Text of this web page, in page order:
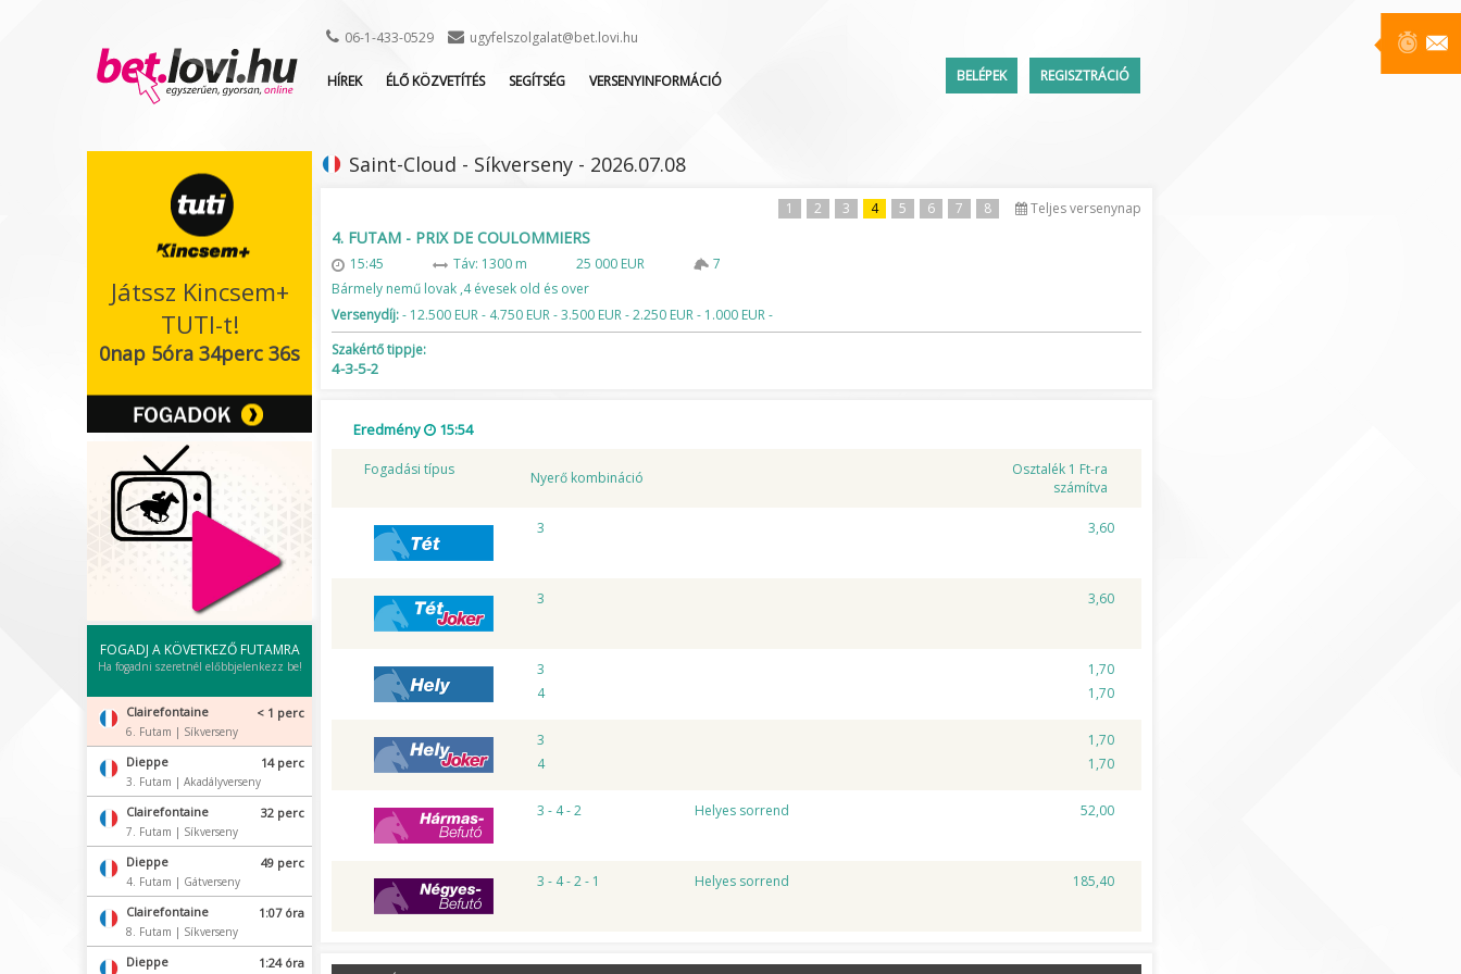
06-1-433-0529 ugyfelszolgalat@bet.lovi.hu
HÍREK ÉLŐ KÖZVETÍTÉS
SEGÍTSÉG
SEGÉDLET
GYAKORI KÉRDÉSEK
ÉLŐ KÖZVETÍTÉS
HÍRLEVÉL
VERSENYINFORMÁCIÓ
LEJELENTETTEK LISTÁJA
BELÉPEK REGISZTRÁCIÓ
Játssz Kincsem+
TUTI-t!
0nap 5óra 34perc 36s
FOGADJ A KÖVETKEZŐ FUTAMRA
Ha fogadni szeretnél előbbjelenkezz be!
Clairefontaine < 1 perc
6. Futam | Síkverseny
Dieppe 14 perc
3. Futam | Akadályverseny
Clairefontaine 32 perc
7. Futam | Síkverseny
Dieppe 49 perc
4. Futam | Gátverseny
Clairefontaine 1:07 óra
8. Futam | Síkverseny
Dieppe 1:24 óra
Saint-Cloud - Síkverseny - 2026.07.08
Teljes versenynap
1 2 3 4 5 6 7 8
4. FUTAM - PRIX DE COULOMMIERS
15:45 Táv: 1300 m 25 000 EUR
7
Bármely nemű lovak ,4 évesek old és over
Versenydíj:- 12.500 EUR - 4.750 EUR - 3.500 EUR - 2.250 EUR - 1.000 EUR -
Szakértő tippje:
4-3-5-2
Eredmény 15:54
Fogadási típus Nyerő kombináció
Osztalék 1 Ft-ra
számítva
Tét 3 3,60
Tét Joker 3 3,60
Hely 3
1,70
4
1,70
Hely Joker 3
1,70
4
1,70
Hármasbefutó 3 - 4 - 2 Helyes sorrend 52,00
Négyesbefutó 3 - 4 - 2 - 1 Helyes sorrend 185,40